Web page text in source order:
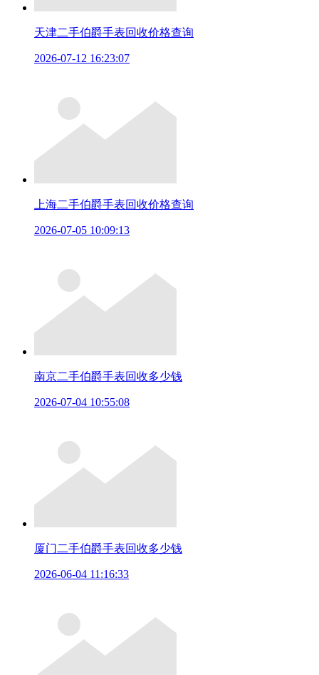
天津二手伯爵手表回收价格查询
2026-07-12 16:23:07
上海二手伯爵手表回收价格查询
2026-07-05 10:09:13
南京二手伯爵手表回收多少钱
2026-07-04 10:55:08
厦门二手伯爵手表回收多少钱
2026-06-04 11:16:33